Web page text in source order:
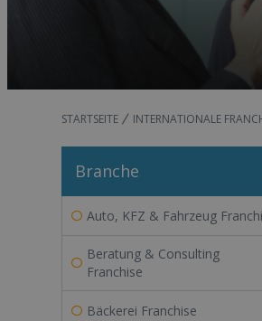
STARTSEITE INTERNATIONALE
Branche
Auto, KFZ & Fahrzeug
Beratung & Consulting
Franchise
Bäckerei Franchise